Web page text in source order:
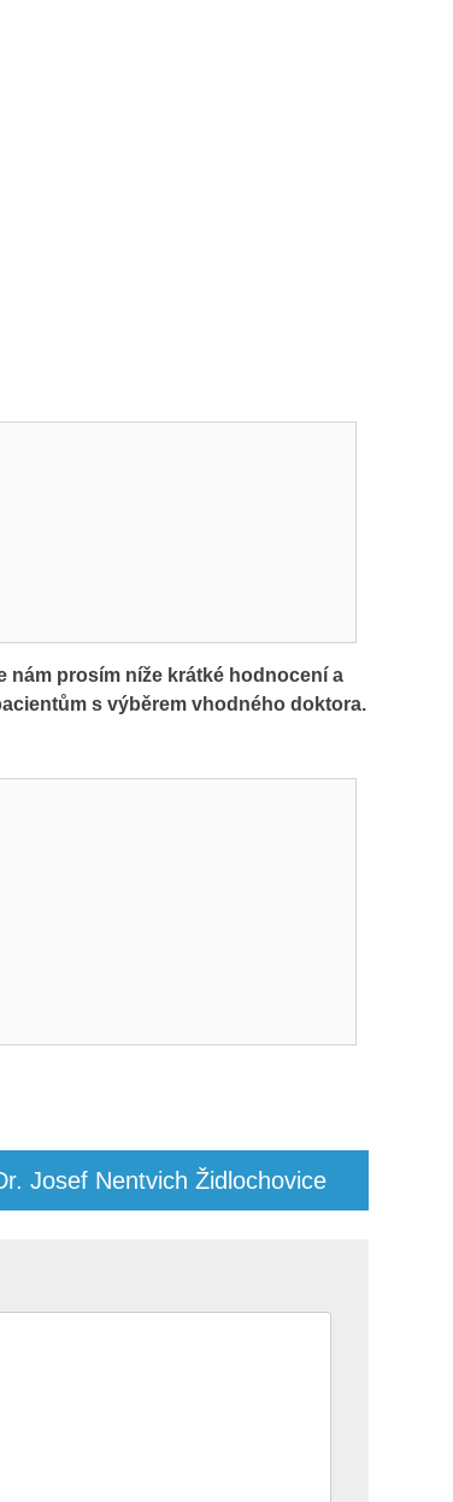
nám prosím níže krátké hodnocení a
s výběrem vhodného doktora.
Josef Nentvich Židlochovice